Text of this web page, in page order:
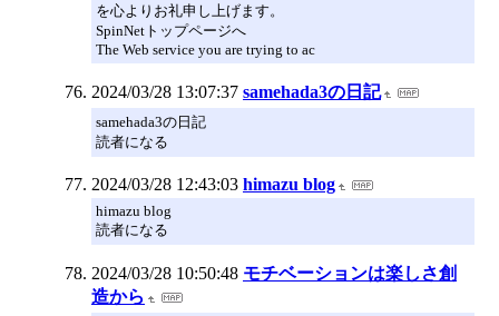
を心よりお礼申し上げます。
SpinNetトップページへ
The Web service you are trying to ac
2024/03/28 13:07:37 samehada3の日記
samehada3の日記
読者になる
2024/03/28 12:43:03 himazu blog
himazu blog
読者になる
2024/03/28 10:50:48 モチベーションは楽しさ創
造から